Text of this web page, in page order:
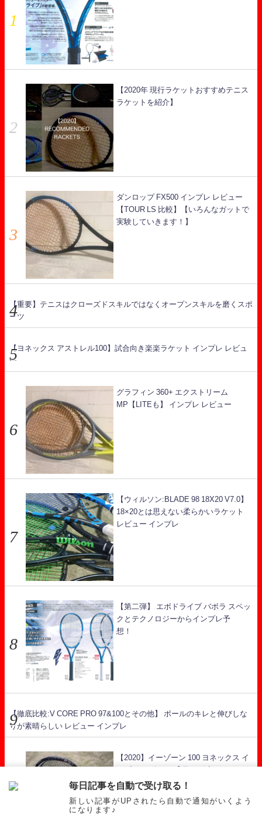
【2020年 現行ラケットおすすめテニス
ラケットを紹介】
ダンロップ FX500 インプレ レビュー
【TOUR LS 比較】【いろんなガットで
実験していきます！】
【重要】テニスはクローズドスキルではなくオープンスキルを磨くスポ
ーツ
【ヨネックス アストレル100】試合向き楽楽ラケット インプレ レビュ
ー
グラフィン 360+ エクストリーム
MP【LITEも】 インプレ レビュー
【ウィルソン:BLADE 98 18X20 V7.0】
18×20とは思えない柔らかいラケット
レビュー インプレ
【第二弾】 エボドライブ バボラ スペッ
クとテクノロジーからインプレ予
想！
【徹底比較:V CORE PRO 97&100とその他】 ボールのキレと伸びしな
りが素晴らしい レビュー インプレ
【2020】イーゾーン 100 ヨネックス イ
シリーズ】
毎日記事を自動で受け取る！
新しい記事がUPされたら自動で通知がいくよう
になります♪